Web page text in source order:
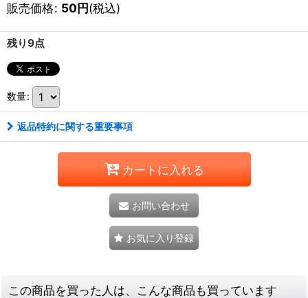
販売価格: 50円(税込)
残り9点
数量:
返品特約に関する重要事項
カートに入れる
お問い合わせ
お気に入り登録
この商品を買った人は、こんな商品も買っています